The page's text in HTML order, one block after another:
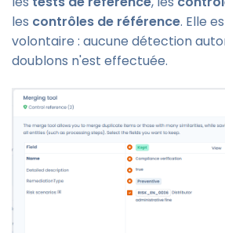
les contrôles de référence. Elle
volontaire : aucune détection
doublons n'est effectuée.